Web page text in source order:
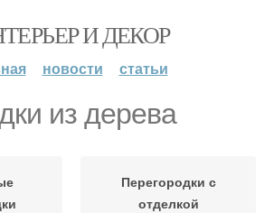
И ДЕКОР
новости статьи
из дерева
Перегородки с
отделкой